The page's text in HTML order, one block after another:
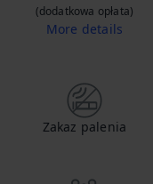
(dodatkowa opłata)
More details
Zakaz palenia